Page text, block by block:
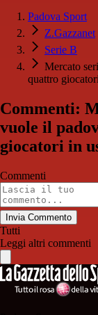
Padova Sport
Z.Gazzanet
Serie B
Mercato
quattro
Commenti:
vuole il
giocatori in
Commenti
Invia Commento
Tutti
Leggi altri commenti